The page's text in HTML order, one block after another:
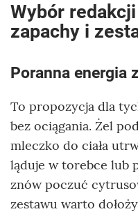
Wybór
zapachy i
Poranna energia
To propozycja dla
bez ociągania. Żel
mleczko do ciała
ląduje w torebce lub
znów poczuć
zestawu warto